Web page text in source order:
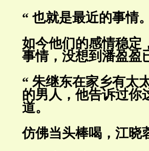
“ 也就是最近的事情
如今他们的感情稳定
事情，没想到潘盈盈
“ 朱继东在家乡有太
的男人，他告诉过你
道。
仿佛当头棒喝，江晓